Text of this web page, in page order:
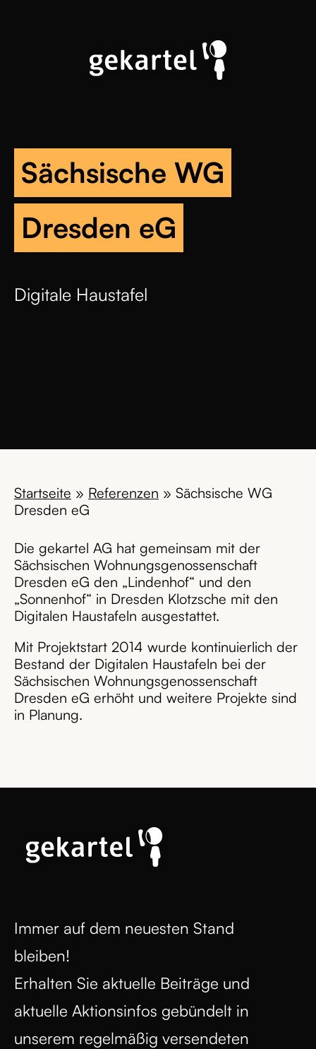
Sächsische WG
Dresden eG
Digitale Haustafel
Startseite » Referenzen » Sächsische WG
Dresden eG
Die gekartel AG hat gemeinsam mit der
Sächsischen Wohnungsgenossenschaft
Dresden eG den „Lindenhof“ und den
„Sonnenhof“ in Dresden Klotzsche mit den
Digitalen Haustafeln ausgestattet.
Mit Projektstart 2014 wurde kontinuierlich der
Bestand der Digitalen Haustafeln bei der
Sächsischen Wohnungsgenossenschaft
Dresden eG erhöht und weitere Projekte sind
in Planung.
Immer auf dem neuesten Stand
bleiben!
Erhalten Sie aktuelle Beiträge und
aktuelle Aktionsinfos gebündelt in
unserem regelmäßig versendeten